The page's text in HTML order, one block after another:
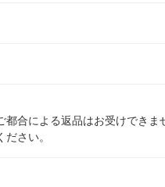
都合による返品はお受けでき
さい。